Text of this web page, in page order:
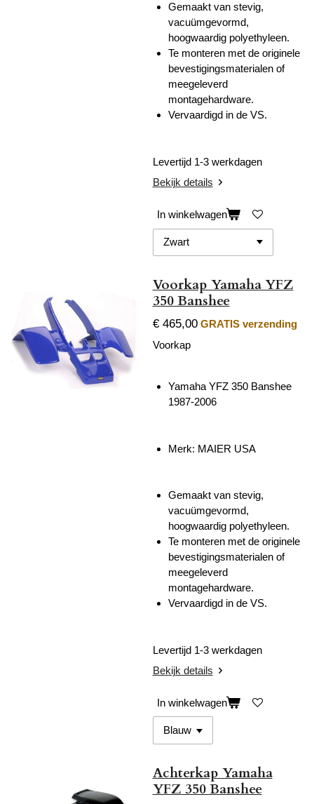
Gemaakt van stevig,
vacuümgevormd,
hoogwaardig polyethyleen.
Te monteren met de originele
bevestigingsmaterialen of
meegeleverd
montagehardware.
Vervaardigd in de VS.
Levertijd 1-3 werkdagen
Bekijk details
In winkelwagen
Voorkap Yamaha YFZ
350 Banshee
€ 465,00 GRATIS verzending
Voorkap
Yamaha YFZ 350 Banshee
1987-2006
Merk: MAIER USA
Gemaakt van stevig,
vacuümgevormd,
hoogwaardig polyethyleen.
Te monteren met de originele
bevestigingsmaterialen of
meegeleverd
montagehardware.
Vervaardigd in de VS.
Levertijd 1-3 werkdagen
Bekijk details
In winkelwagen
Achterkap Yamaha
YFZ 350 Banshee